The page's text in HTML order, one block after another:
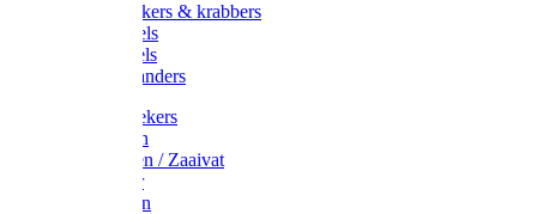
Onkruidstekers & krabbers
Hartschoffels
Ruitschoffels
Onkruidbranders
Graskantstekers
Verticuteren
Strooiwagen / Zaaivat
Grasmaaier
Grasscharen